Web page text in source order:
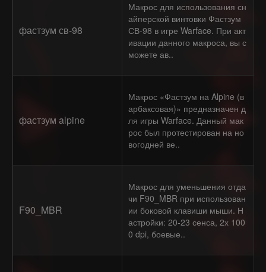
фастзум св-98
Макрос для использования сн
айперской винтовки Фастзум
СВ-98 в игре Warface. При акт
ивации данного макроса, вы с
можете ав..
фастзум alpine
Макрос «Фастзум на Alpine (в
арбаксовая)» предназначен д
ля игры Warface. Данный мак
рос был протестирован на но
вогодней ве..
F90_MBR
Макрос для уменьшения отда
чи F90_MBR при использован
ии боковой клавиши мыши. Н
астройки: 20-23 сенса, 2х 100
0 dpi, боевые..